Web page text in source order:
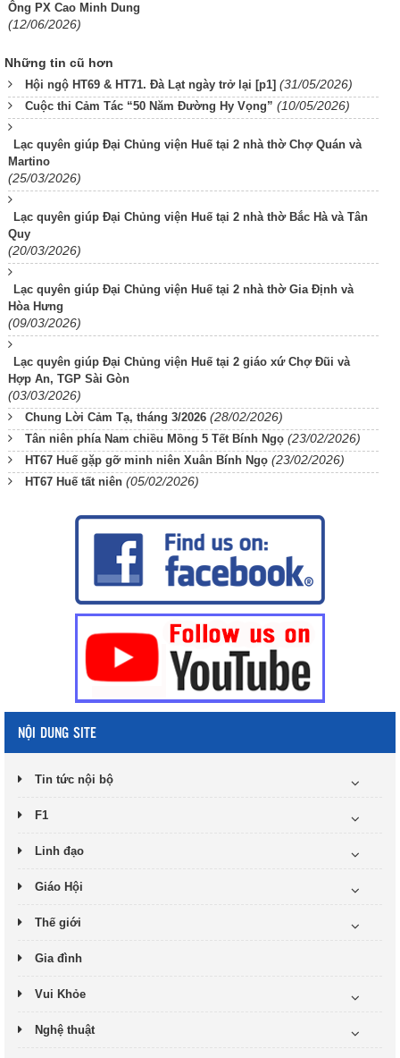
Ông PX Cao Minh Dung
(12/06/2026)
Những tin cũ hơn
Hội ngộ HT69 & HT71. Đà Lạt ngày trở lại [p1] (31/05/2026)
Cuộc thi Cảm Tác “50 Năm Đường Hy Vọng” (10/05/2026)
Lạc quyên giúp Đại Chủng viện Huế tại 2 nhà thờ Chợ Quán và
Martino
(25/03/2026)
Lạc quyên giúp Đại Chủng viện Huế tại 2 nhà thờ Bắc Hà và Tân
Quy
(20/03/2026)
Lạc quyên giúp Đại Chủng viện Huế tại 2 nhà thờ Gia Định và
Hòa Hưng
(09/03/2026)
Lạc quyên giúp Đại Chủng viện Huế tại 2 giáo xứ Chợ Đũi và
Hợp An, TGP Sài Gòn
(03/03/2026)
Chung Lời Cảm Tạ, tháng 3/2026 (28/02/2026)
Tân niên phía Nam chiều Mồng 5 Tết Bính Ngọ (23/02/2026)
HT67 Huế gặp gỡ minh niên Xuân Bính Ngọ (23/02/2026)
HT67 Huế tất niên (05/02/2026)
NỘI DUNG SITE
Tin tức nội bộ
F1
Linh đạo
Giáo Hội
Thế giới
Gia đình
Vui Khỏe
Nghệ thuật